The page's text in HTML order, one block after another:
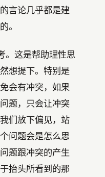
言论几乎都是建
。
。这是帮助理性思
想提下。特别是
会有冲突，如果
题，只会让冲突
们放下偏见，站
问题会是怎么思
题跟冲突的产生
抬头所看到的那